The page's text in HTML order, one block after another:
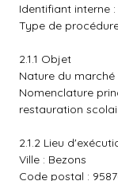
Identifiant interne :
Type de
2.1.1 Objet
Nature du marché
Nomenclature
restauration
2.1.2 Lieu
Ville : Bezons
Code postal :